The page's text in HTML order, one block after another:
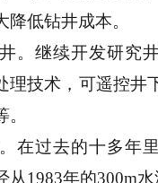
降低钻井成本。
。继续开发研究
理技术，可遥控井
。
在过去的十多年
从1983年的300m